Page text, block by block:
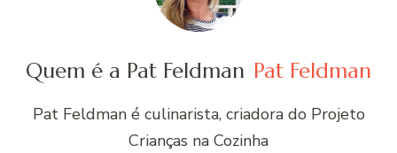
Quem é a Pat Feldman Pat Feldman
Pat Feldman é culinarista, criadora do Projeto
Crianças na Cozinha